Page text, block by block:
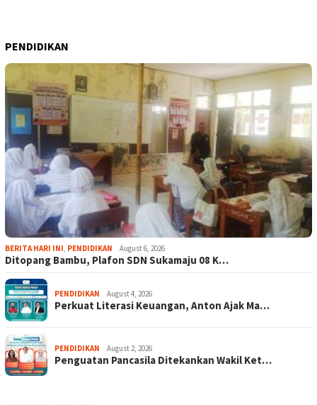
PENDIDIKAN
BERITA HARI INI, PENDIDIKAN August 6, 2026
Ditopang Bambu, Plafon SDN Sukamaju 08 K…
PENDIDIKAN August 4, 2026
Perkuat Literasi Keuangan, Anton Ajak Ma…
PENDIDIKAN August 2, 2026
Penguatan Pancasila Ditekankan Wakil Ket…